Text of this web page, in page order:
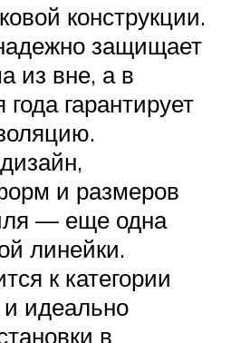
конструкции.
защищает
из вне, а в
гарантирует
и размеров
— еще одна
линейки.
к категории
идеально
в